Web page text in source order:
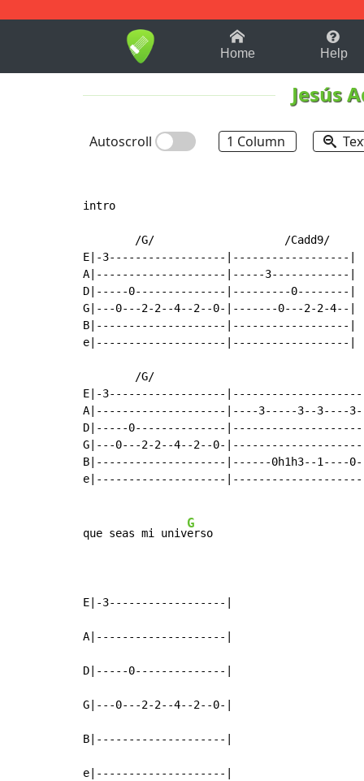
1-9 B
Home Help
Jesús
Autoscroll 1 Column
intro
        /G/                    /Cadd9/
E|-3------------------|------------------|
A|--------------------|-----3------------|
D|-----0--------------|---------0--------|
G|---0---2-2--4--2--0-|-------0---2-2-4--|
B|--------------------|------------------|
e|--------------------|------------------|
        /G/
E|-3------------------
A|--------------------|----3-----3--3----
D|-----0--------------
G|---0---2-2--4--2--0-
B|--------------------|------0h1h3--1----
e|--------------------
que seas mi univ
G
erso
E|-3------------------|
A|--------------------|
D|-----0--------------|
G|---0---2-2--4--2--0-|
B|--------------------|
e|--------------------|